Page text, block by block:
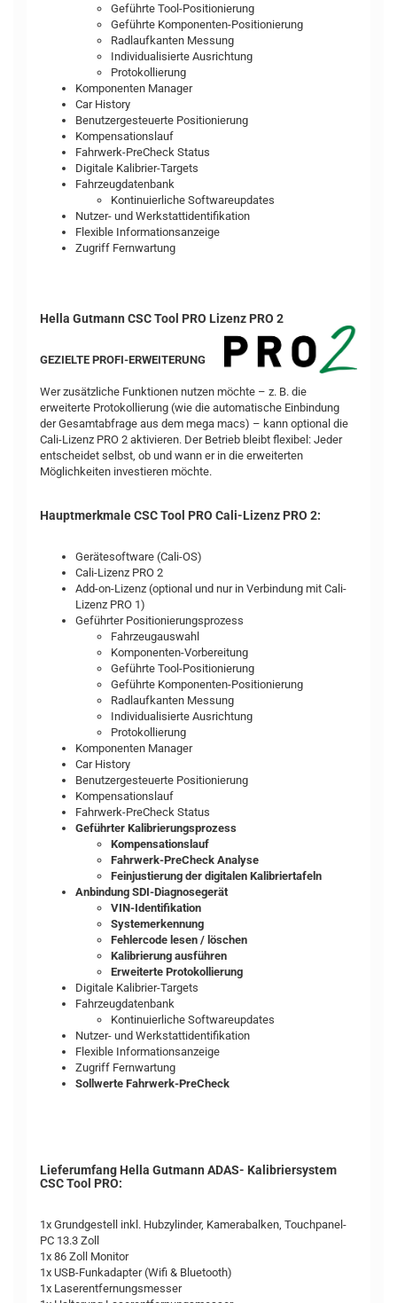
Geführte Tool-Positionierung
Geführte Komponenten-Positionierung
Radlaufkanten Messung
Individualisierte Ausrichtung
Protokollierung
Komponenten Manager
Car History
Benutzergesteuerte Positionierung
Kompensationslauf
Fahrwerk-PreCheck Status
Digitale Kalibrier-Targets
Fahrzeugdatenbank
Kontinuierliche Softwareupdates
Nutzer- und Werkstattidentifikation
Flexible Informationsanzeige
Zugriff Fernwartung
Hella Gutmann CSC Tool PRO Lizenz PRO 2
GEZIELTE PROFI-ERWEITERUNG
Wer zusätzliche Funktionen nutzen möchte – z. B. die
erweiterte Protokollierung (wie die automatische Einbindung
der Gesamtabfrage aus dem mega macs) – kann optional die
Cali-Lizenz PRO 2 aktivieren. Der Betrieb bleibt flexibel: Jeder
entscheidet selbst, ob und wann er in die erweiterten
Möglichkeiten investieren möchte.
Hauptmerkmale CSC Tool PRO Cali-Lizenz PRO 2:
Gerätesoftware (Cali-OS)
Cali-Lizenz PRO 2
Add-on-Lizenz (optional und nur in Verbindung mit Cali-
Lizenz PRO 1)
Geführter Positionierungsprozess
Fahrzeugauswahl
Komponenten-Vorbereitung
Geführte Tool-Positionierung
Geführte Komponenten-Positionierung
Radlaufkanten Messung
Individualisierte Ausrichtung
Protokollierung
Komponenten Manager
Car History
Benutzergesteuerte Positionierung
Kompensationslauf
Fahrwerk-PreCheck Status
Geführter Kalibrierungsprozess
Kompensationslauf
Fahrwerk-PreCheck Analyse
Feinjustierung der digitalen Kalibriertafeln
Anbindung SDI-Diagnosegerät
VIN-Identifikation
Systemerkennung
Fehlercode lesen / löschen
Kalibrierung ausführen
Erweiterte Protokollierung
Digitale Kalibrier-Targets
Fahrzeugdatenbank
Kontinuierliche Softwareupdates
Nutzer- und Werkstattidentifikation
Flexible Informationsanzeige
Zugriff Fernwartung
Sollwerte Fahrwerk-PreCheck
Lieferumfang Hella Gutmann ADAS- Kalibriersystem
CSC Tool PRO:
1x Grundgestell inkl. Hubzylinder, Kamerabalken, Touchpanel-
PC 13.3 Zoll
1x 86 Zoll Monitor
1x USB-Funkadapter (Wifi & Bluetooth)
1x Laserentfernungsmesser